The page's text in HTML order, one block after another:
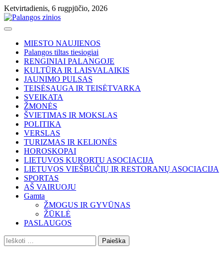
Skip
to
content
Ketvirtadienis, 6 rugpjūčio, 2026
MIESTO NAUJIENOS
Palangos tiltas tiesiogiai
RENGINIAI PALANGOJE
KULTŪRA IR LAISVALAIKIS
JAUNIMO PULSAS
TEISĖSAUGA IR TEISĖTVARKA
SVEIKATA
ŽMONĖS
ŠVIETIMAS IR MOKSLAS
POLITIKA
VERSLAS
TURIZMAS IR KELIONĖS
HOROSKOPAI
LIETUVOS KURORTU ASOCIACIJA
LIETUVOS VIEŠBUČIŲ IR RESTORANŲ ASOCIACIJA
SPORTAS
AŠ VAIRUOJU
Gamta
ŽMOGUS IR GYVŪNAS
ŽŪKLĖ
PASLAUGOS
Ieškoti: